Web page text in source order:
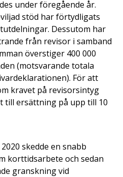
under föregående år.
stöd har förtydligats
Dessutom har
från revisor i samband
överstiger 400 000
(motsvarande totala
För att
kravet på revisorsintyg
till ersättning på upp till 10
skedde en snabb
korttidsarbete och sedan
granskning vid